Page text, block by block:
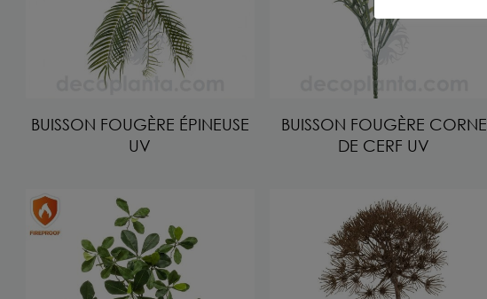
BUISSON FOUGÈRE ÉPINEUSE
UV
BUISSON FOUGÈRE CORNE
DE CERF UV